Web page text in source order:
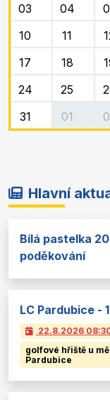
03
04
10
11
17
18
24
25
31
01
Hlavní
Bílá pastelka
poděkování
LC Pardubice -
22.8.2026
golfové hřiště u
Pardubice